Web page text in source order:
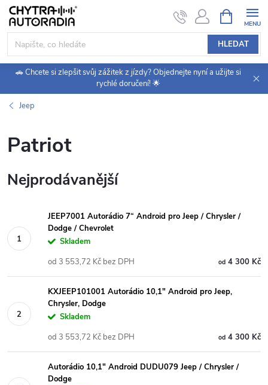
Přejít
obsah
HLEDAT
NÁKUPNÍ
KOŠÍK
🚗 Chcete si zlepšit svůj zážitek z jízdy? Objednejte nyní a užijte si
rychlé doručení! 🌟
Jeep
Patriot
Nejprodávanější
JEEP7001 Autorádio 7“ Android pro Jeep / Chrysler /
Dodge / Chevrolet
Skladem
od4 300 Kč
od 3 553,72 Kč bez DPH
KXJEEP101001 Autorádio 10,1" Android pro Jeep,
Chrysler, Dodge
Skladem
od4 300 Kč
od 3 553,72 Kč bez DPH
Autorádio 10,1" Android DUDU079 Jeep / Chrysler /
Dodge